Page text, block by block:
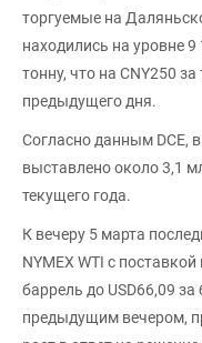
торгуемые на
находились на уровне 9
тонну, что на CNY250
предыдущего дня.
Согласно данным DCE,
выставлено около 3,1
текущего года.
К вечеру 5 марта
NYMEX WTI с
баррель до USD66,09
предыдущим вечером,